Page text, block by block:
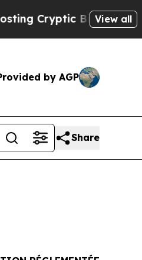
Biblical Messages
View all
by AGP
Share